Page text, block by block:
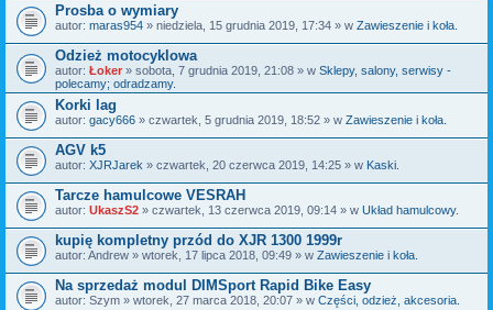
Prosba o wymiary
autor: maras954 » niedziela, 15 grudnia 2019, 17:34 » w Zawieszenie i koła.
Odzież motocyklowa
autor: Łoker » sobota, 7 grudnia 2019, 21:08 » w Sklepy, salony, serwisy -
polecamy; odradzamy.
Korki lag
autor: gacy666 » czwartek, 5 grudnia 2019, 18:52 » w Zawieszenie i koła.
AGV k5
autor: XJRJarek » czwartek, 20 czerwca 2019, 14:25 » w Kaski.
Tarcze hamulcowe VESRAH
autor: UkaszS2 » czwartek, 13 czerwca 2019, 09:14 » w Układ hamulcowy.
kupię kompletny przód do XJR 1300 1999r
autor: Andrew » wtorek, 17 lipca 2018, 09:49 » w Zawieszenie i koła.
Na sprzedaż modul DIMSport Rapid Bike Easy
autor: Szym » wtorek, 27 marca 2018, 20:07 » w Części, odzież, akcesoria.